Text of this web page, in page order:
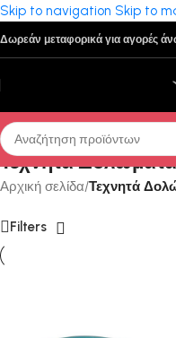
Skip to navigation Skip to
Δωρεάν μεταφορικά για αγορές
Τεχνητά Δολώματα
Αρχική σελίδα/Τεχνητά
Filters